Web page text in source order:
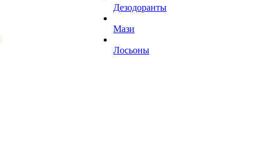
Дезодоранты
Мази
Лосьоны